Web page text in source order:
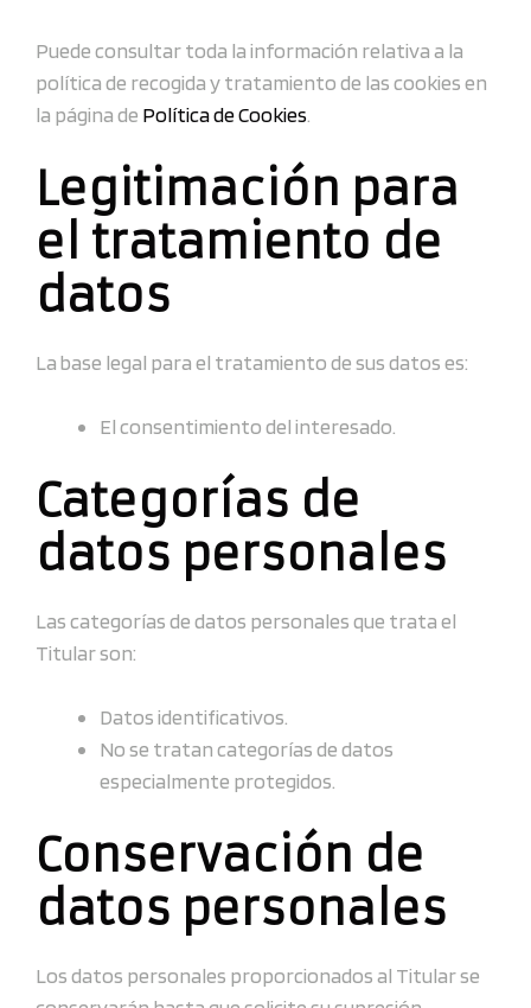
Puede consultar toda la información relativa a la
política de recogida y tratamiento de las cookies en
la página de Política de Cookies.
Legitimación para
el tratamiento de
datos
La base legal para el tratamiento de sus datos es:
El consentimiento del interesado.
Categorías de
datos personales
Las categorías de datos personales que trata el
Titular son:
Datos identificativos.
No se tratan categorías de datos
especialmente protegidos.
Conservación de
datos personales
Los datos personales proporcionados al Titular se